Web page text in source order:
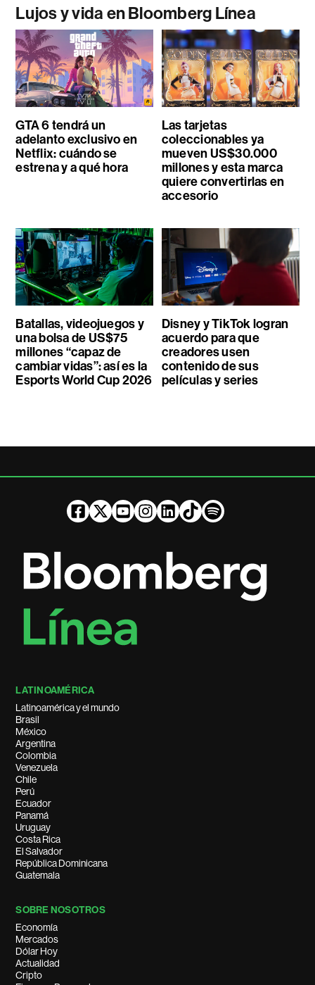
Lujos y vida en Bloomberg Línea
GTA 6 tendrá un
adelanto exclusivo en
Netflix: cuándo se
estrena y a qué hora
Las tarjetas
coleccionables ya
mueven US$30.000
millones y esta marca
quiere convertirlas en
accesorio
Batallas, videojuegos y
una bolsa de US$75
millones “capaz de
cambiar vidas”: así es la
Esports World Cup 2026
Disney y TikTok logran
acuerdo para que
creadores usen
contenido de sus
películas y series
LATINOAMÉRICA
Latinoamérica y el mundo
Brasil
México
Argentina
Colombia
Venezuela
Chile
Perú
Ecuador
Panamá
Uruguay
Costa Rica
El Salvador
República Dominicana
Guatemala
SOBRE NOSOTROS
Economía
Mercados
Dólar Hoy
Actualidad
Cripto